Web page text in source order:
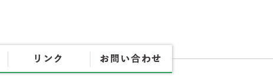
協会概要 各種書式